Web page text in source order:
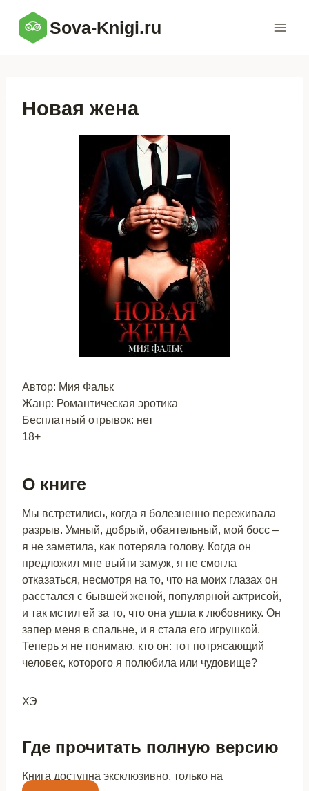
содержимому
Sova-Knigi.ru
Новая жена
Автор: Мия Фальк
Жанр: Романтическая эротика
Бесплатный отрывок: нет
18+
О книге
Мы встретились, когда я болезненно переживала
разрыв. Умный, добрый, обаятельный, мой босс –
я не заметила, как потеряла голову. Когда он
предложил мне выйти замуж, я не смогла
отказаться, несмотря на то, что на моих глазах он
расстался с бывшей женой, популярной актрисой,
и так мстил ей за то, что она ушла к любовнику. Он
запер меня в спальне, и я стала его игрушкой.
Теперь я не понимаю, кто он: тот потрясающий
человек, которого я полюбила или чудовище?
ХЭ
Где прочитать полную версию
Книга доступна эксклюзивно, только на